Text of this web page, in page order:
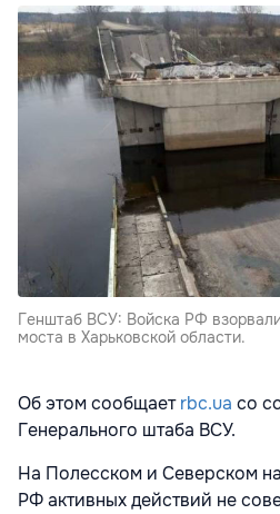
Генштаб ВСУ: Войска РФ
моста в Харьковской области.
Об этом сообщаетrbc.ua со
Генерального штаба ВСУ.
На Полесском и Северском
РФ активных действий не